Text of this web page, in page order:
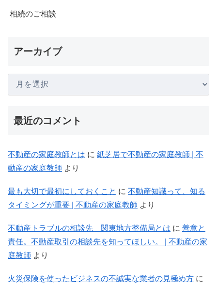
相続のご相談
アーカイブ
最近のコメント
不動産の家庭教師とは に 紙芝居で不動産の家庭教師 | 不
動産の家庭教師 より
最も大切で最初にしておくこと に 不動産知識って、知る
タイミングが重要 | 不動産の家庭教師 より
不動産トラブルの相談先 関東地方整備局とは に 善意と
責任。不動産取引の相談先を知ってほしい。 | 不動産の家
庭教師 より
火災保険を使ったビジネスの不誠実な業者の見極め方 に